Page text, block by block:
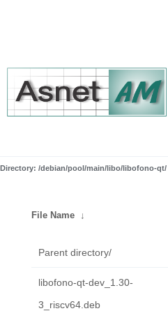
Directory: /debian/pool/main/libo/libofono-qt/
File Name ↓
Parent directory/
libofono-qt-dev_1.30-
3_riscv64.deb